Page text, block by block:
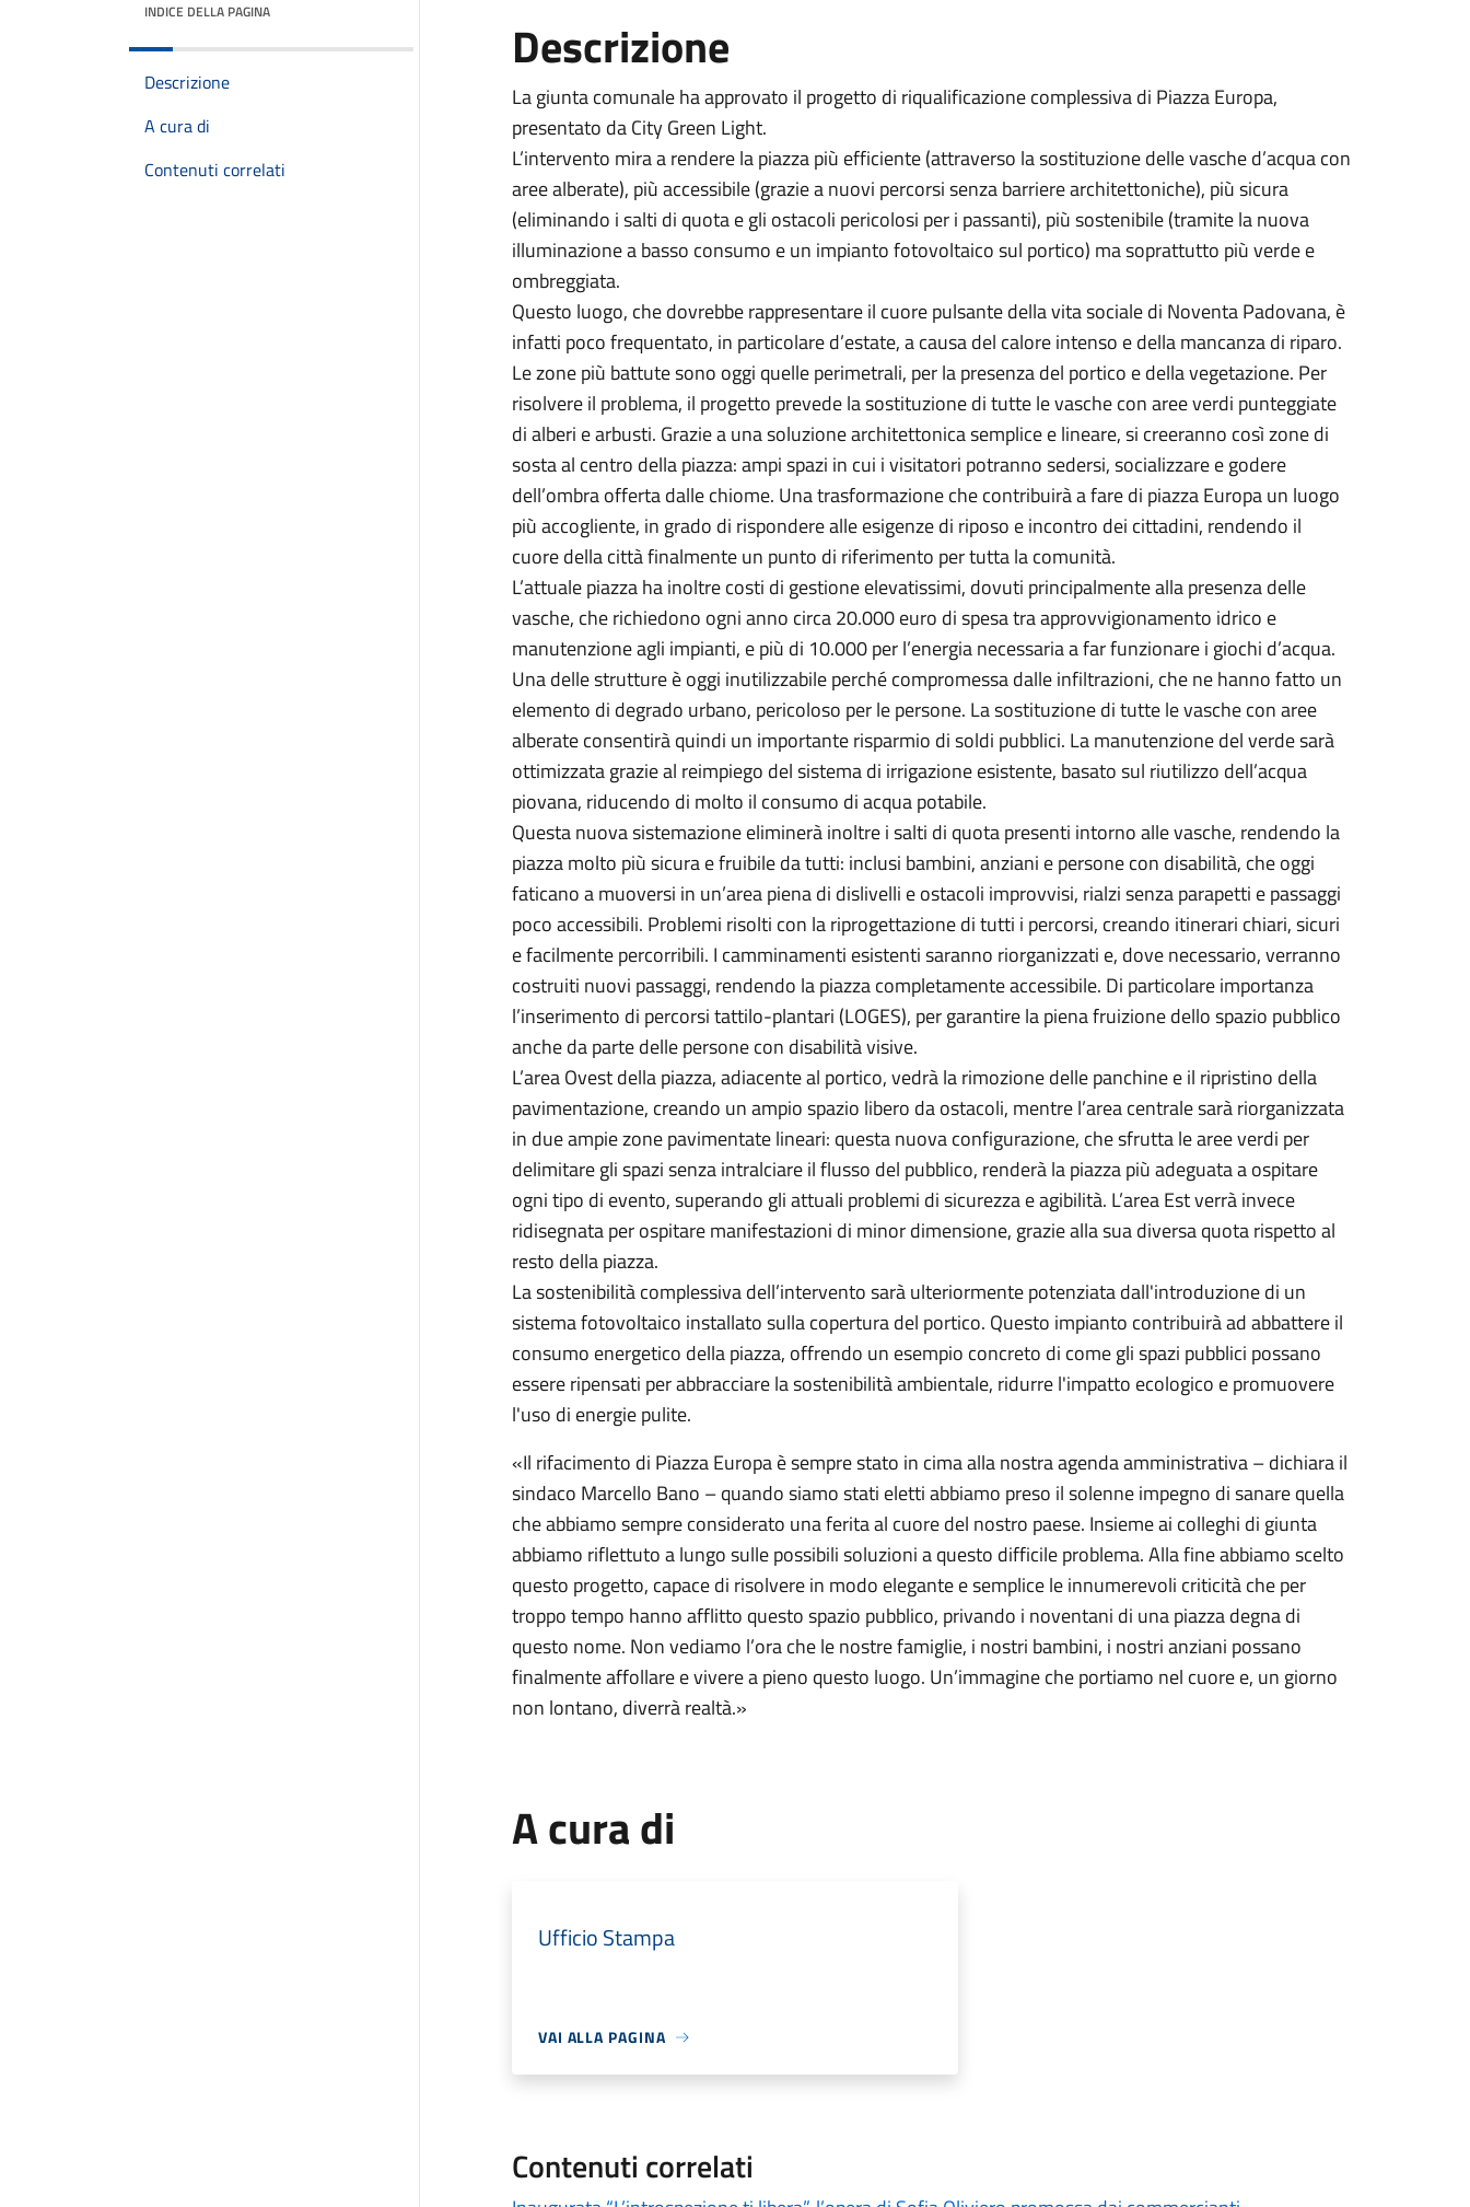
INDICE DELLA PAGINA
Descrizione
A cura di
Contenuti correlati
Descrizione
La giunta comunale ha approvato il progetto di riqualificazione complessiva di Piazza Europa,
presentato da City Green Light.
L’intervento mira a rendere la piazza più efficiente (attraverso la sostituzione delle vasche d’acqua con
aree alberate), più accessibile (grazie a nuovi percorsi senza barriere architettoniche), più sicura
(eliminando i salti di quota e gli ostacoli pericolosi per i passanti), più sostenibile (tramite la nuova
illuminazione a basso consumo e un impianto fotovoltaico sul portico) ma soprattutto più verde e
ombreggiata.
Questo luogo, che dovrebbe rappresentare il cuore pulsante della vita sociale di Noventa Padovana, è
infatti poco frequentato, in particolare d’estate, a causa del calore intenso e della mancanza di riparo.
Le zone più battute sono oggi quelle perimetrali, per la presenza del portico e della vegetazione. Per
risolvere il problema, il progetto prevede la sostituzione di tutte le vasche con aree verdi punteggiate
di alberi e arbusti. Grazie a una soluzione architettonica semplice e lineare, si creeranno così zone di
sosta al centro della piazza: ampi spazi in cui i visitatori potranno sedersi, socializzare e godere
dell’ombra offerta dalle chiome. Una trasformazione che contribuirà a fare di piazza Europa un luogo
più accogliente, in grado di rispondere alle esigenze di riposo e incontro dei cittadini, rendendo il
cuore della città finalmente un punto di riferimento per tutta la comunità.
L’attuale piazza ha inoltre costi di gestione elevatissimi, dovuti principalmente alla presenza delle
vasche, che richiedono ogni anno circa 20.000 euro di spesa tra approvvigionamento idrico e
manutenzione agli impianti, e più di 10.000 per l’energia necessaria a far funzionare i giochi d’acqua.
Una delle strutture è oggi inutilizzabile perché compromessa dalle infiltrazioni, che ne hanno fatto un
elemento di degrado urbano, pericoloso per le persone. La sostituzione di tutte le vasche con aree
alberate consentirà quindi un importante risparmio di soldi pubblici. La manutenzione del verde sarà
ottimizzata grazie al reimpiego del sistema di irrigazione esistente, basato sul riutilizzo dell’acqua
piovana, riducendo di molto il consumo di acqua potabile.
Questa nuova sistemazione eliminerà inoltre i salti di quota presenti intorno alle vasche, rendendo la
piazza molto più sicura e fruibile da tutti: inclusi bambini, anziani e persone con disabilità, che oggi
faticano a muoversi in un’area piena di dislivelli e ostacoli improvvisi, rialzi senza parapetti e passaggi
poco accessibili. Problemi risolti con la riprogettazione di tutti i percorsi, creando itinerari chiari, sicuri
e facilmente percorribili. I camminamenti esistenti saranno riorganizzati e, dove necessario, verranno
costruiti nuovi passaggi, rendendo la piazza completamente accessibile. Di particolare importanza
l’inserimento di percorsi tattilo-plantari (LOGES), per garantire la piena fruizione dello spazio pubblico
anche da parte delle persone con disabilità visive.
L’area Ovest della piazza, adiacente al portico, vedrà la rimozione delle panchine e il ripristino della
pavimentazione, creando un ampio spazio libero da ostacoli, mentre l’area centrale sarà riorganizzata
in due ampie zone pavimentate lineari: questa nuova configurazione, che sfrutta le aree verdi per
delimitare gli spazi senza intralciare il flusso del pubblico, renderà la piazza più adeguata a ospitare
ogni tipo di evento, superando gli attuali problemi di sicurezza e agibilità. L’area Est verrà invece
ridisegnata per ospitare manifestazioni di minor dimensione, grazie alla sua diversa quota rispetto al
resto della piazza.
La sostenibilità complessiva dell’intervento sarà ulteriormente potenziata dall'introduzione di un
sistema fotovoltaico installato sulla copertura del portico. Questo impianto contribuirà ad abbattere il
consumo energetico della piazza, offrendo un esempio concreto di come gli spazi pubblici possano
essere ripensati per abbracciare la sostenibilità ambientale, ridurre l'impatto ecologico e promuovere
l'uso di energie pulite.
«Il rifacimento di Piazza Europa è sempre stato in cima alla nostra agenda amministrativa – dichiara il
sindaco Marcello Bano – quando siamo stati eletti abbiamo preso il solenne impegno di sanare quella
che abbiamo sempre considerato una ferita al cuore del nostro paese. Insieme ai colleghi di giunta
abbiamo riflettuto a lungo sulle possibili soluzioni a questo difficile problema. Alla fine abbiamo scelto
questo progetto, capace di risolvere in modo elegante e semplice le innumerevoli criticità che per
troppo tempo hanno afflitto questo spazio pubblico, privando i noventani di una piazza degna di
questo nome. Non vediamo l’ora che le nostre famiglie, i nostri bambini, i nostri anziani possano
finalmente affollare e vivere a pieno questo luogo. Un’immagine che portiamo nel cuore e, un giorno
non lontano, diverrà realtà.»
A cura di
Ufficio Stampa
VAI ALLA PAGINA
Contenuti correlati